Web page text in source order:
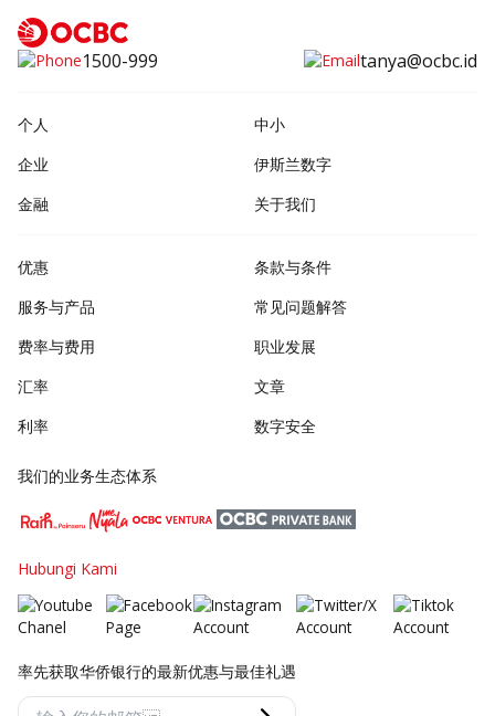
1500-999 tanya@ocbc.id
个人
中小
企业
伊斯兰数字
金融
关于我们
优惠
服务与产品
费率与费用
汇率
利率
条款与条件
常见问题解答
职业发展
文章
数字安全
我们的业务生态体系
Hubungi Kami
率先获取华侨银行的最新优惠与最佳礼遇